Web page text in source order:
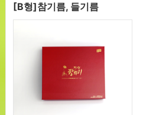
[B형]참기름, 들기름